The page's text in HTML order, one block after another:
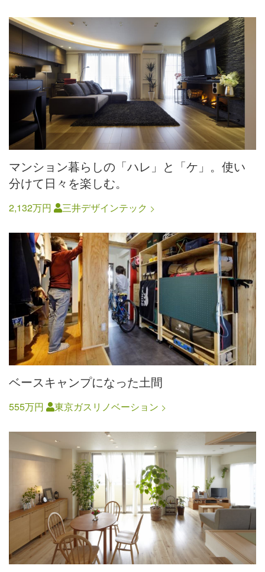
マンション暮らしの「ハレ」と「ケ」。使い
分けて日々を楽しむ。
2,132万円 三井デザインテック
ベースキャンプになった土間
555万円 東京ガスリノベーション